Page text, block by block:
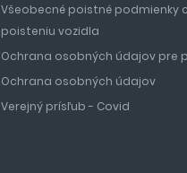
Všeobecné poistné podmienky
poisteniu vozidla
Ochrana osobných údajov pre
Ochrana osobných údajov
Verejný prísľub - Covid